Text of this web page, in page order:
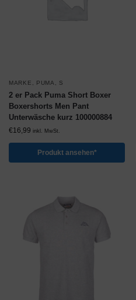
MARKE PUMA S
2 er Pack Puma Short Boxer
Boxershorts Men Pant
Unterwäsche kurz 100000884
€16,99 inkl. MwSt.
Produkt ansehen*